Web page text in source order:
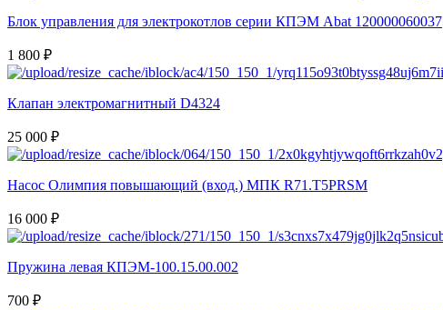
Блок управления для электрокотлов серии КПЭМ Abat 120000060037
1 800 ₽
Клапан электромагнитный D4324
25 000 ₽
Насос Олимпия повышающий (вход.) МПК R71.T5PRSM
16 000 ₽
Пружина левая КПЭМ-100.15.00.002
700 ₽